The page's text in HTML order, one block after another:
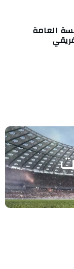
العامة